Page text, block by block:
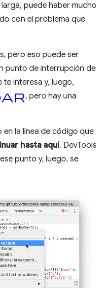
puede haber mucho
con el problema que
pero eso puede ser
punto de interrupción de
te interesa y, luego,
, pero hay una
la línea de código que
hasta aquí. DevTools
punto y, luego, se